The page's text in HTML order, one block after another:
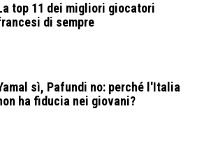
top 11 dei migliori giocatori
di sempre
sì, Pafundi no: perché l'Italia
ha fiducia nei giovani?